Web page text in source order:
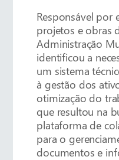
Responsável por
projetos e obras
Administração
identificou a
um sistema
à gestão dos
otimização do
que resultou na
plataforma de
para o
documentos e